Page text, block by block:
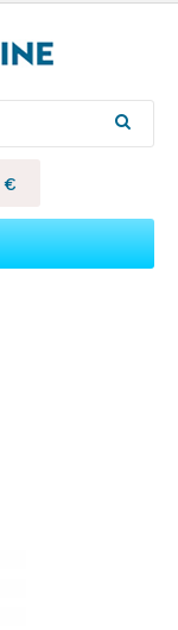
€